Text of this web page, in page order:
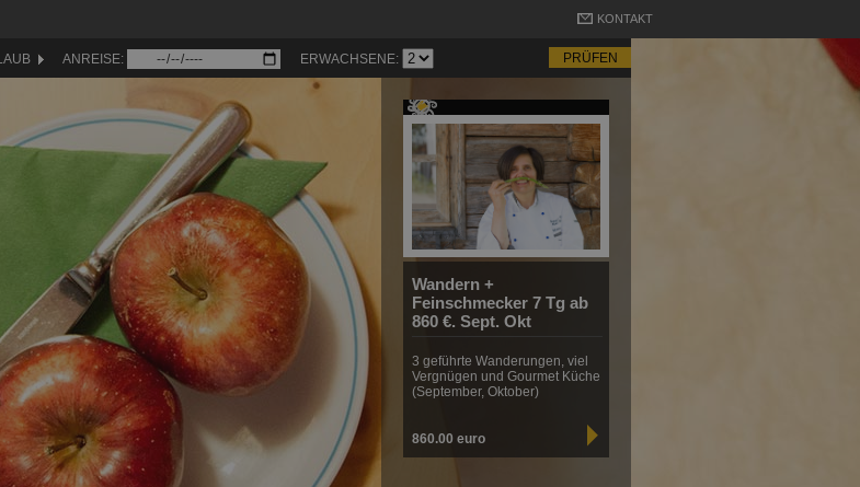
KONTAKT
ANREISE: ERWACHSENE:
Wandern +
Feinschmecker 7 Tg ab
860 €. Sept. Okt
3 geführte Wanderungen, viel
Vergnügen und Gourmet Küche
(September, Oktober)
860.00 euro